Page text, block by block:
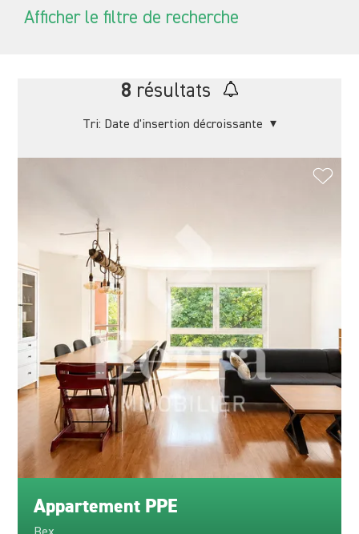
Afficher le filtre de recherche
8 résultats
Tri: Date d'insertion décroissante
Appartement PPE